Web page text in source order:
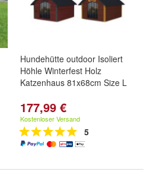
Hundehütte outdoor Isoliert
Höhle Winterfest Holz
Katzenhaus 81x68cm Size L
177,99 €
Kostenloser Versand
5